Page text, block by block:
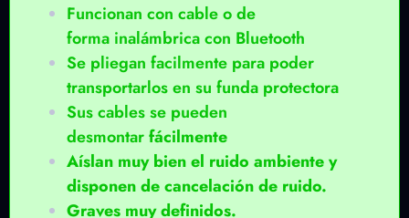
Funcionan con cable o de
forma inalámbricacon Bluetooth
Se pliegan facilmente para poder
transportarlos en su funda protectora
Sus cables se pueden
desmontarfácilmente
Aíslan muy bien el ruido ambiente y
disponen de cancelación de ruido.
Graves muy definidos.